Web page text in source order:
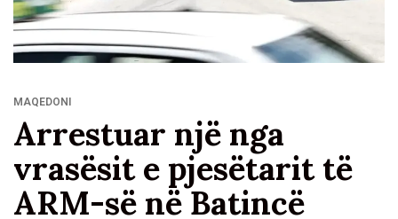
MAQEDONI
Arrestuar një nga
vrasësit e pjesëtarit të
ARM-së në Batincë